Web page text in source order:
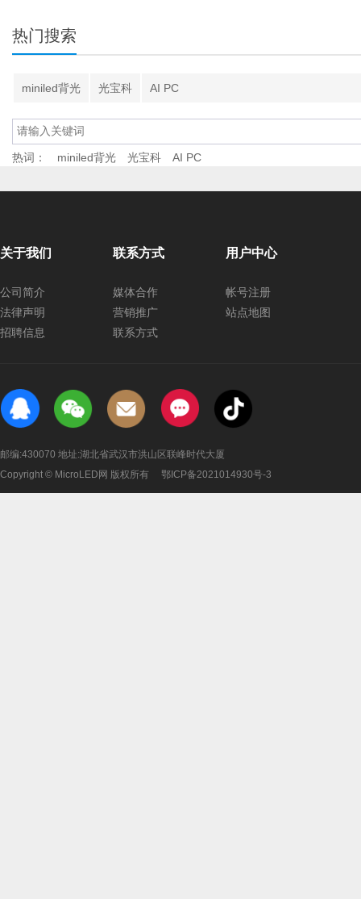
热门搜索
miniled背光 光宝科 AI PC
热词： miniled背光 光宝科 AI PC
关于我们
公司简介
法律声明
招聘信息
联系方式
媒体合作
营销推广
联系方式
用户中心
帐号注册
站点地图
邮编:430070 地址:湖北省武汉市洪山区联峰时代大厦
Copyright © MicroLED网 版权所有 鄂ICP备2021014930号-3